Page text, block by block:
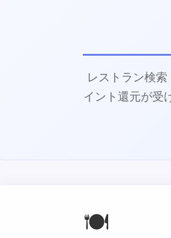
レストラン検
イント還元が受
🍽️